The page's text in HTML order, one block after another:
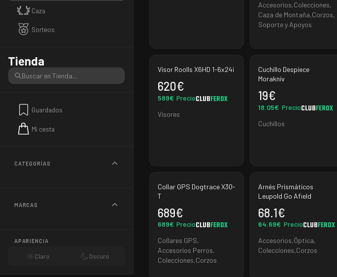
Caza
Sorteos
Tienda
Guardados
Mi cesta
CATEGORÍAS
MARCAS
APARIENCIA
Claro Oscuro
Accesorios,Colecciones,
Caza de Montaña,Corzos,
Soporte y Apoyos
Visor Roolls X6HD 1-6x24i
620€
589€ PrecioCLUBFEROX
Visores
Cuchillo Despiece
Morakniv
19€
18.05€ PrecioCLUBFEROX
Cuchillos
Collar GPS Dogtrace X30-
T
689€
689€ PrecioCLUBFEROX
Collares GPS,
Accesorios Perros,
Colecciones,Corzos
Arnés Prismáticos
Leupold Go Afield
68.1€
64.69€ PrecioCLUBFEROX
Accesorios,Óptica,
Colecciones,Corzos